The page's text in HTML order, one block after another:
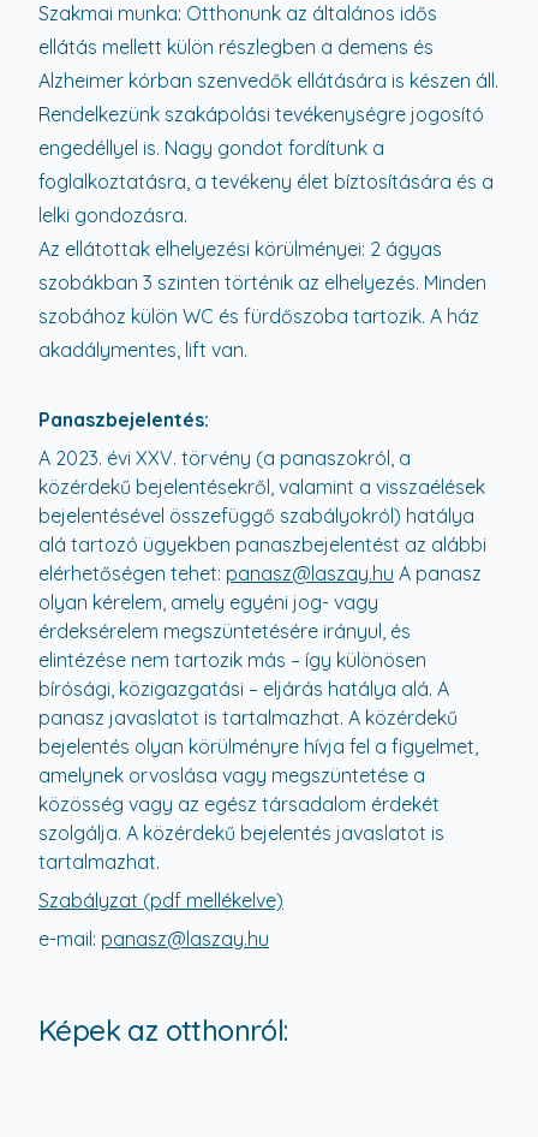
Képek az otthonról:
Szakmai munka: Otthonunk az általános idős
ellátás mellett külön részlegben a demens és
Alzheimer kórban szenvedők ellátására is készen áll.
Rendelkezünk szakápolási tevékenységre jogosító
engedéllyel is. Nagy gondot fordítunk a
foglalkoztatásra, a tevékeny élet bíztosítására és a
lelki gondozásra.
Az ellátottak elhelyezési körülményei: 2 ágyas
szobákban 3 szinten történik az elhelyezés. Minden
szobához külön WC és fürdőszoba tartozik. A ház
akadálymentes, lift van.
Panaszbejelentés:
A 2023. évi XXV. törvény (a panaszokról, a
közérdekű bejelentésekről, valamint a visszaélések
bejelentésével összefüggő szabályokról) hatálya
alá tartozó ügyekben panaszbejelentést az alábbi
elérhetőségen tehet: panasz@laszay.hu A panasz
olyan kérelem, amely egyéni jog- vagy
érdeksérelem megszüntetésére irányul, és
elintézése nem tartozik más – így különösen
bírósági, közigazgatási – eljárás hatálya alá. A
panasz javaslatot is tartalmazhat. A közérdekű
bejelentés olyan körülményre hívja fel a figyelmet,
amelynek orvoslása vagy megszüntetése a
közösség vagy az egész társadalom érdekét
szolgálja. A közérdekű bejelentés javaslatot is
tartalmazhat.
Szabályzat (pdf mellékelve)
e-mail: panasz@laszay.hu